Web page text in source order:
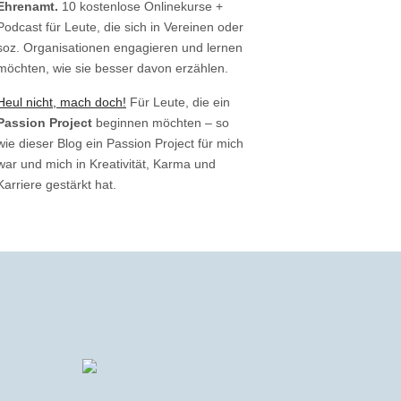
10 kostenlose Onlinekurse +
für Leute, die sich in Vereinen oder
Organisationen engagieren und lernen
wie sie besser davon erzählen.
nicht, mach doch! Für Leute, die ein
Project beginnen möchten – so
dieser Blog ein Passion Project für mich
und mich in Kreativität, Karma und
gestärkt hat.